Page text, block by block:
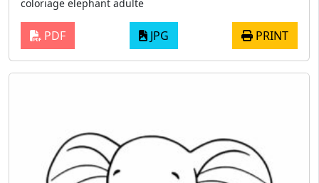
coloriage elephant adulte
PDF JPG PRINT